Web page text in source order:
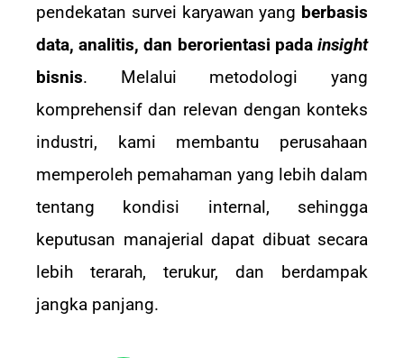
pendekatan survei karyawan yang berbasis
data, analitis, dan berorientasi pada insight
bisnis. Melalui metodologi yang
komprehensif dan relevan dengan konteks
industri, kami membantu perusahaan
memperoleh pemahaman yang lebih dalam
tentang kondisi internal, sehingga
keputusan manajerial dapat dibuat secara
lebih terarah, terukur, dan berdampak
jangka panjang.